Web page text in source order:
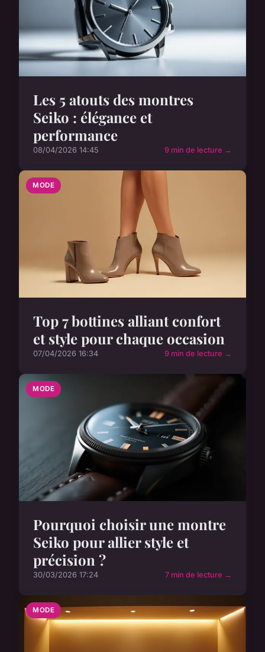
Les 5 atouts des montres
Seiko : élégance et
performance
08/04/2026 14:45 9 min de lecture →
MODE
Top 7 bottines alliant confort
et style pour chaque occasion
07/04/2026 16:34 9 min de lecture →
MODE
Pourquoi choisir une montre
Seiko pour allier style et
précision ?
30/03/2026 17:24 7 min de lecture →
MODE